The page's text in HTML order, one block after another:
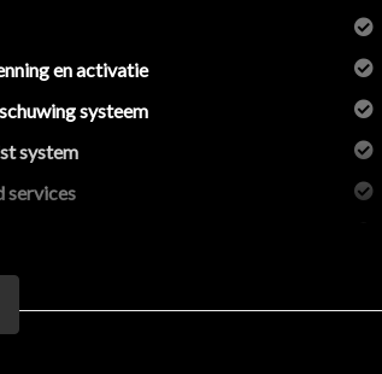
en activatie
systeem
system
services
sper differentieel